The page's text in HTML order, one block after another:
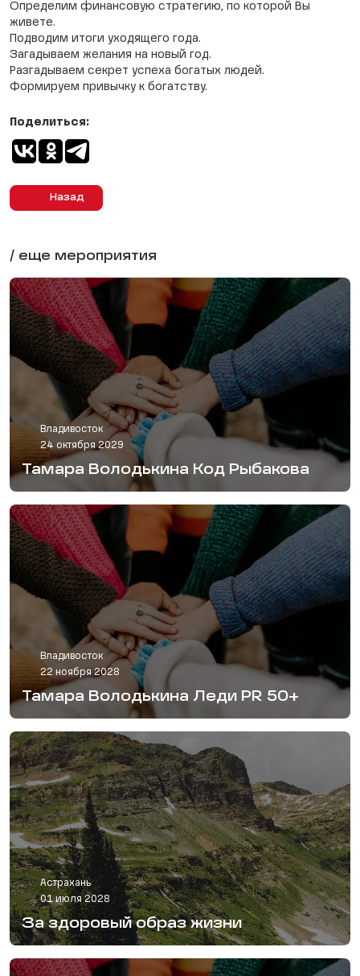
Определим финансовую стратегию, по которой Вы
живете.
Подводим итоги уходящего года.
Загадываем желания на новый год.
Разгадываем секрет успеха богатых людей.
Формируем привычку к богатству.
Назад
Поделиться:
/ еще мероприятия
Владивосток
24 октября 2029
Тамара Володькина Код Рыбакова
Владивосток
22 ноября 2028
Тамара Володькина Леди PR 50+
Астрахань
01 июля 2028
За здоровый образ жизни